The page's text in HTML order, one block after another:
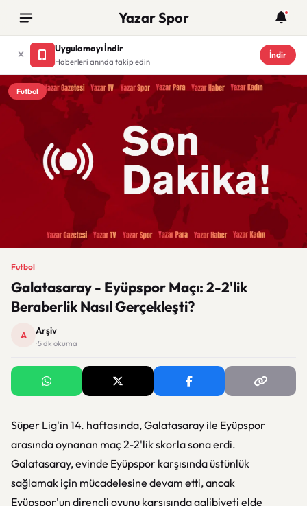
Yazar Spor
Uygulamayı İndir
Haberleri anında takip edin
İndir
Futbol
Futbol
Galatasaray - Eyüpspor Maçı: 2-2'lik
Beraberlik Nasıl Gerçekleşti?
A Arşiv
· 5 dk okuma
Süper Lig'in 14. haftasında, Galatasaray ile Eyüpspor
arasında oynanan maç 2-2'lik skorla sona erdi.
Galatasaray, evinde Eyüpspor karşısında üstünlük
sağlamak için mücadelesine devam etti, ancak
Eyüpspor'un dirençli oyunu karşısında galibiyeti elde